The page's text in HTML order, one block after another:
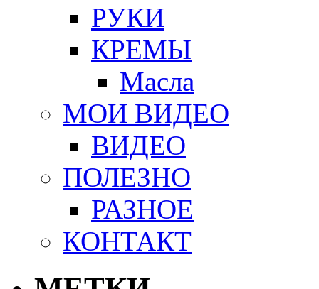
РУКИ
КРЕМЫ
Масла
МОИ ВИДЕО
ВИДЕО
ПОЛЕЗНО
РАЗНОЕ
КОНТАКТ